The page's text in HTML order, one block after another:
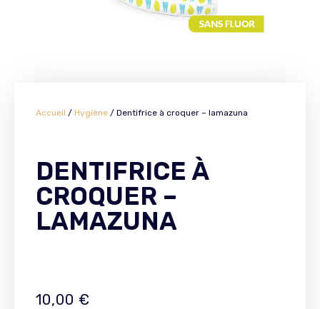
Accueil / Hygiène / Dentifrice à croquer – lamazuna
DENTIFRICE À
CROQUER –
LAMAZUNA
10,00 €